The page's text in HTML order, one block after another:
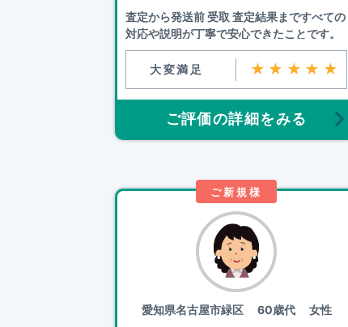
査定から発送前 受取 査定結果まですべての
対応や説明が丁寧で安心できたことです。
大変満足 ★★★★★
ご評価の詳細をみる
ご新規様
愛知県名古屋市緑区60歳代 女性